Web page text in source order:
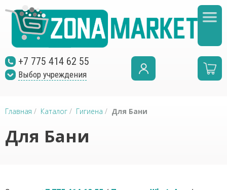
+7 775 414 62 55
Выбор учреждения
Главная / Каталог / Гигиена / Для Бани
Для Бани